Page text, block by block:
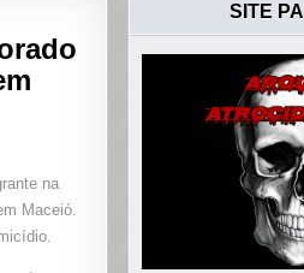
na
Maceió.
SITE